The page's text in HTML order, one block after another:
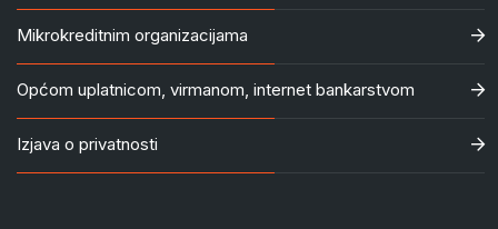
Mikrokreditnim organizacijama
Općom uplatnicom, virmanom, internet bankarstvom
Izjava o privatnosti